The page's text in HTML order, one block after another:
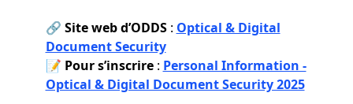
🔗 Site web d’ODDS: Optical & Digital
Document Security
📝 Pour s’inscrire: Personal Information -
Optical & Digital Document Security 2025